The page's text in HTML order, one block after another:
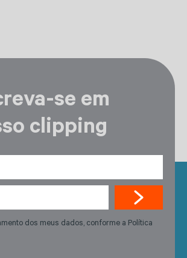
se em
clipping
dos meus dados, conforme a Política